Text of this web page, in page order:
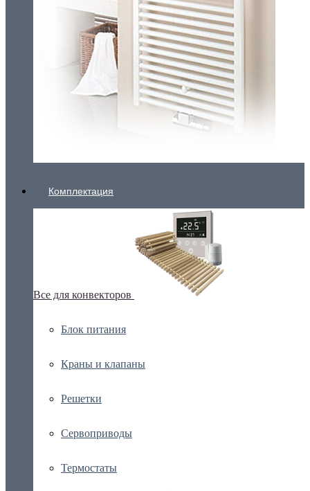
Комплектация
Все для конвекторов
Блок питания
Краны и клапаны
Решетки
Сервоприводы
Термостаты